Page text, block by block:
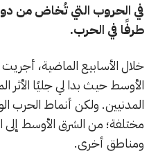
في الحروب التي تُخاض من
طرفًا في الحرب.
خلال الأسابيع الماضية،
الأوسط حيث بدا لي جليًا الأثر
المدنيين. ولكن أنماط الحرب
مختلفة؛ من الشرق الأوسط إلى
ومناطق أخرى.